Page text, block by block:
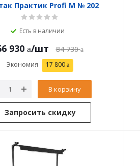
Практик Profi M № 202
Есть в наличии
930 /шт 84 730
Экономия 17 800
В корзину
Запросить скидку